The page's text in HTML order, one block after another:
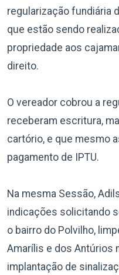
regularização fundiária
que estão sendo
propriedade aos
direito.
O vereador cobrou a
receberam escritura,
cartório, e que mesmo
pagamento de IPTU.
Na mesma Sessão,
indicações solicitando
o bairro do Polvilho,
Amarílis e dos Antúrios
implantação de